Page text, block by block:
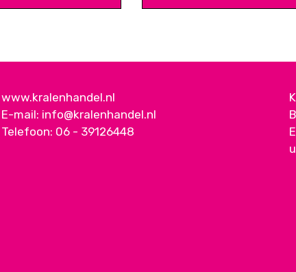
www.kralenhandel.nl
E-mail: info@kralenhandel.nl
Telefoon: 06 - 39126448